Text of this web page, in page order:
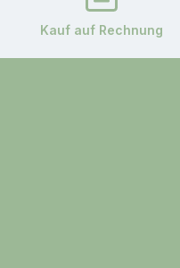
Kauf auf Rechnung